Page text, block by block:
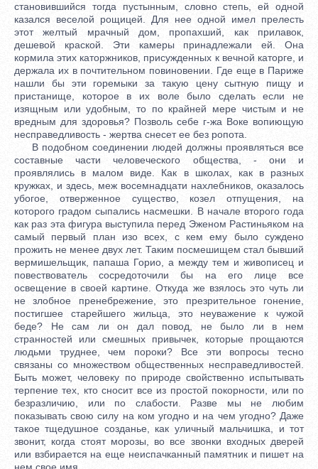
становившийся тогда пустынным, словно степь, ей одной
казался веселой рощицей. Для нее одной имел прелесть
этот желтый мрачный дом, пропахший, как прилавок,
дешевой краской. Эти камеры принадлежали ей. Она
кормила этих каторжников, присужденных к вечной каторге, и
держала их в почтительном повиновении. Где еще в Париже
нашли бы эти горемыки за такую цену сытную пищу и
пристанище, которое в их воле было сделать если не
изящным или удобным, то по крайней мере чистым и не
вредным для здоровья? Позволь себе г-жа Воке вопиющую
несправедливость - жертва снесет ее без ропота.
В подобном соединении людей должны проявляться все
составные части человеческого общества, - они и
проявлялись в малом виде. Как в школах, как в разных
кружках, и здесь, меж восемнадцати нахлебников, оказалось
убогое, отверженное существо, козел отпущения, на
которого градом сыпались насмешки. В начале второго года
как раз эта фигура выступила перед Эженом Растиньяком на
самый первый план изо всех, с кем ему было суждено
прожить не менее двух лет. Таким посмешищем стал бывший
вермишельщик, папаша Горио, а между тем и живописец и
повествователь сосредоточили бы на его лице все
освещение в своей картине. Откуда же взялось это чуть ли
не злобное пренебрежение, это презрительное гонение,
постигшее старейшего жильца, это неуважение к чужой
беде? Не сам ли он дал повод, не было ли в нем
странностей или смешных привычек, которые прощаются
людьми труднее, чем пороки? Все эти вопросы тесно
связаны со множеством общественных несправедливостей.
Быть может, человеку по природе свойственно испытывать
терпение тех, кто сносит все из простой покорности, или по
безразличию, или по слабости. Разве мы не любим
показывать свою силу на ком угодно и на чем угодно? Даже
такое тщедушное созданье, как уличный мальчишка, и тот
звонит, когда стоят морозы, во все звонки входных дверей
или взбирается на еще неиспачканный памятник и пишет на
нем свое имя.